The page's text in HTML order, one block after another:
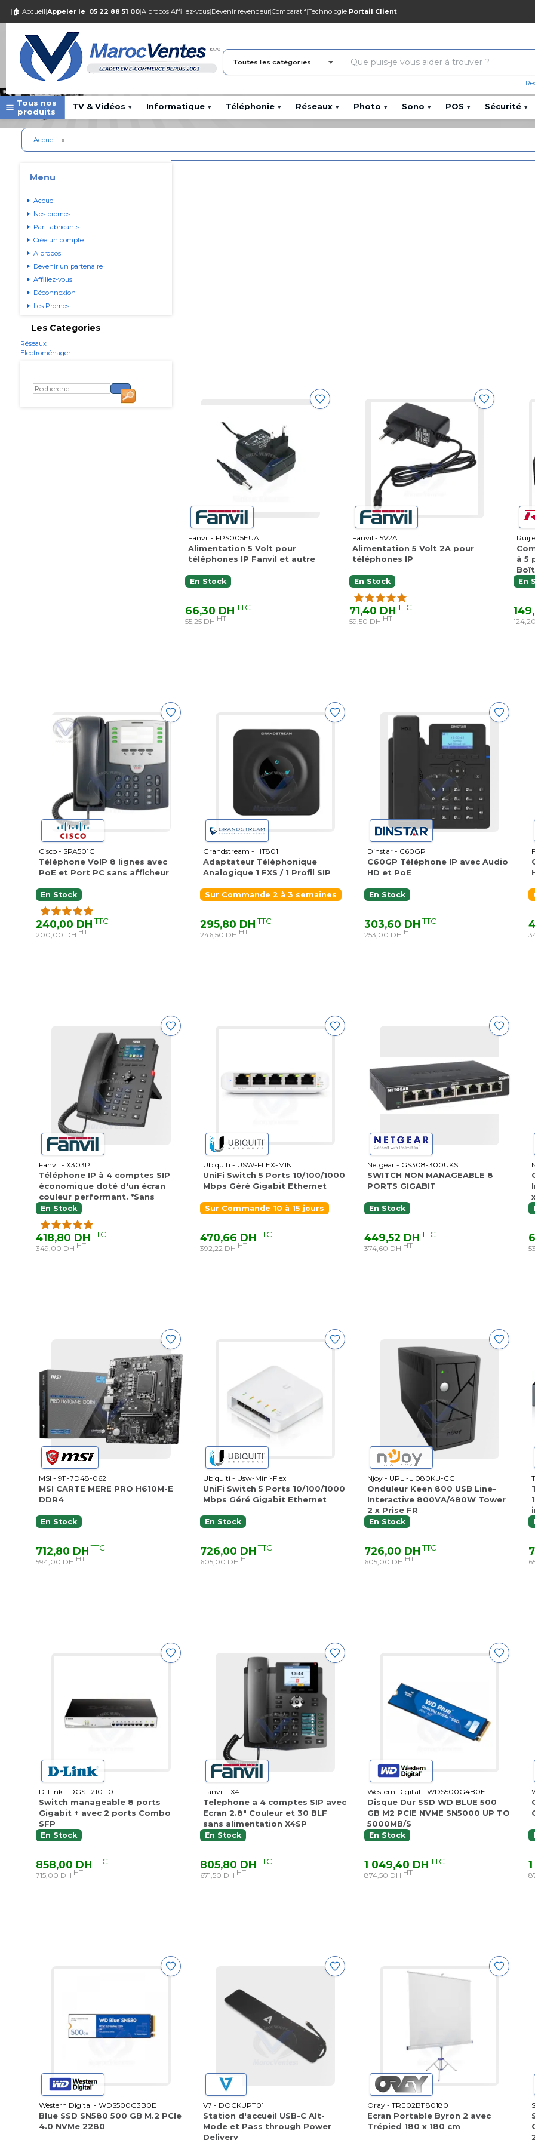
| 🏠 Accueil|Appeler le 05 22 88 51 00|A propos|Affiliez-vous|Devenir revendeur|Comparatif|Technologie|Portail Client
Toutes les catégories
Tous nos
produits
TV & Vidéos ▾ Informatique ▾ Téléphonie ▾ Réseaux ▾ Photo ▾ Sono ▾ POS ▾ Sécurité ▾
Accueil »
Menu
Accueil
Nos promos
Par Fabricants
Crée un compte
A propos
Devenir un partenaire
Affiliez-vous
Déconnexion
Les Promos
Les Categories
Réseaux
Electroménager
Fanvil - FPS005EUA
Alimentation 5 Volt pour
téléphones IP Fanvil et autre
En Stock
66,30 DHTTC
55,25 DH HT
Fanvil - 5V2A
Alimentation 5 Volt 2A pour
téléphones IP
En Stock
71,40 DHTTC
59,50 DH HT
à 5
En
Cisco - SPA501G
Téléphone VoIP 8 lignes avec
PoE et Port PC sans afficheur
En Stock
240,00 DHTTC
200,00 DH HT
Grandstream - HT801
Adaptateur Téléphonique
Analogique 1 FXS / 1 Profil SIP
Sur Commande 2 à 3 semaines
295,80 DHTTC
246,50 DH HT
Dinstar - C60GP
C60GP Téléphone IP avec Audio
HD et PoE
En Stock
303,60 DHTTC
253,00 DH HT
Fanvil - X303P
Téléphone IP à 4 comptes SIP
économique doté d'un écran
couleur performant. *Sans
Alimentation
En Stock
418,80 DHTTC
349,00 DH HT
Ubiquiti - USW-FLEX-MINI
UniFi Switch 5 Ports 10/100/1000
Mbps Géré Gigabit Ethernet
Sur Commande 10 à 15 jours
470,66 DHTTC
392,22 DH HT
Netgear - GS308-300UKS
SWITCH NON MANAGEABLE 8
PORTS GIGABIT
En Stock
449,52 DHTTC
374,60 DH HT
MSI - 911-7D48-062
MSI CARTE MERE PRO H610M-E
DDR4
En Stock
712,80 DHTTC
594,00 DH HT
Ubiquiti - Usw-Mini-Flex
UniFi Switch 5 Ports 10/100/1000
Mbps Géré Gigabit Ethernet
En Stock
726,00 DHTTC
605,00 DH HT
Njoy - UPLI-LI080KU-CG
Onduleur Keen 800 USB Line-
Interactive 800VA/480W Tower
2 x Prise FR
En Stock
726,00 DHTTC
605,00 DH HT
D-Link - DGS-1210-10
Switch manageable 8 ports
Gigabit + avec 2 ports Combo
SFP
En Stock
858,00 DHTTC
715,00 DH HT
Fanvil - X4
Telephone a 4 comptes SIP avec
Ecran 2.8" Couleur et 30 BLF
sans alimentation X4SP
En Stock
805,80 DHTTC
671,50 DH HT
Western Digital - WDS500G4B0E
Disque Dur SSD WD BLUE 500
GB M2 PCIE NVME SN5000 UP TO
5000MB/S
En Stock
1 049,40 DHTTC
874,50 DH HT
Western Digital - WDS500G3B0E
Blue SSD SN580 500 GB M.2 PCIe
4.0 NVMe 2280
V7 - DOCKUPT01
Station d'accueil USB-C Alt-
Mode et Pass through Power
Delivery
Oray - TRE02B1180180
Ecran Portable Byron 2 avec
Trépied 180 x 180 cm